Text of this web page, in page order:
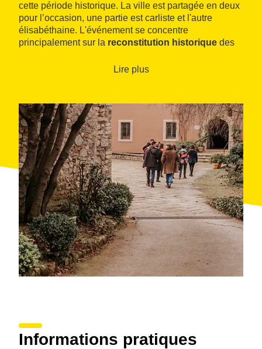
cette période historique. La ville est partagée en deux
pour l’occasion, une partie est carliste et l'autre
élisabéthaine. L'événement se concentre
principalement sur la reconstitution historique des
à cette époque. Vous serez transportés au XIXème
gastronomiques et des objets faits à la main ainsi
qu’un grand marché.
Denombreuses animations
sont également
proposées, telles qu’une course nocturne des
Matiners, un diner d’alliance vin / met, une réunion de
collectionneurs de capsules de cava, des concerts,
des activités pour enfants et des concours.
Lire plus
Informations pratiques